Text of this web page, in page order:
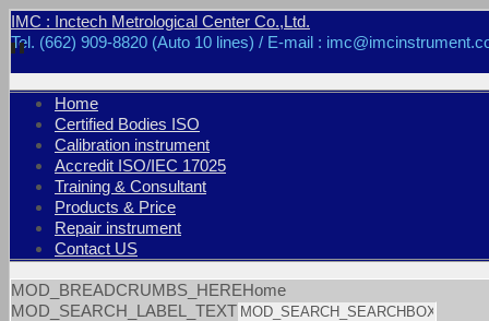
IMC : Inctech Metrological Center Co.,Ltd.
Tel. (662) 909-8820 (Auto 10 lines) / E-mail :
Home
Certified Bodies ISO
Calibration instrument
Accredit ISO/IEC 17025
Training & Consultant
Products & Price
Repair instrument
Contact US
MOD_BREADCRUMBS_HEREHome
MOD_SEARCH_LABEL_TEXT